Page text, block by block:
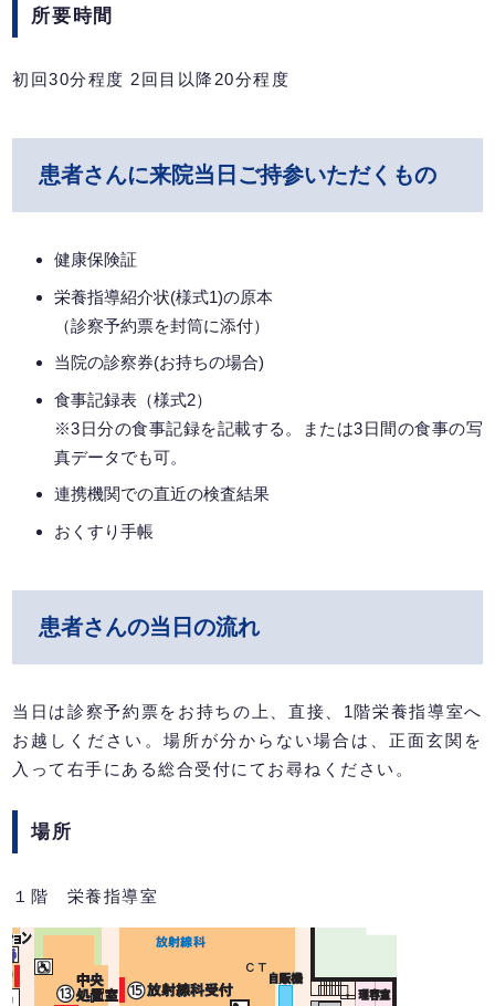
所要時間
初回30分程度 2回目以降20分程度
患者さんに来院当日ご持参いただくもの
健康保険証
栄養指導紹介状(様式1)の原本
（診察予約票を封筒に添付）
当院の診察券(お持ちの場合)
食事記録表（様式2）
※3日分の食事記録を記載する。または3日間の食事の写
真データでも可。
連携機関での直近の検査結果
おくすり手帳
患者さんの当日の流れ
当日は診察予約票をお持ちの上、直接、1階栄養指導室へ
お越しください。場所が分からない場合は、正面玄関を
入って右手にある総合受付にてお尋ねください。
場所
１階 栄養指導室